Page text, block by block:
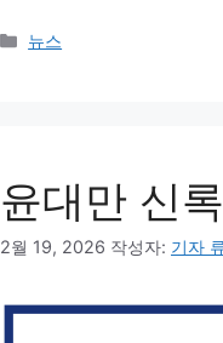
카
뉴스
윤대만 신
2월 19, 2026 작성자: 기자